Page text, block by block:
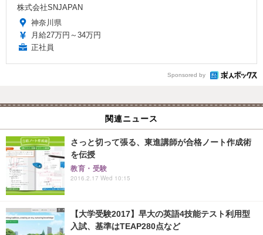
株式会社SNJAPAN
神奈川県
月給27万円～34万円
正社員
Sponsored by
関連ニュース
さっと切って張る、東進講師が合格ノート作成術
を伝授
教育・受験
2016.2.17 Wed 10:15
【大学受験2017】早大の英語4技能テスト利用型
入試、基準はTEAP280点など